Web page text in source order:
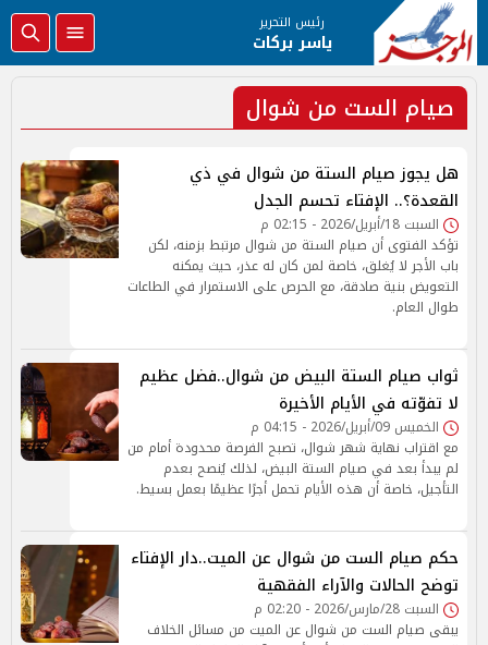
رئيس التحرير
ياسر بركات
صيام الست من شوال
هل يجوز صيام الستة من شوال في ذي
القعدة؟.. الإفتاء تحسم الجدل
السبت 18/أبريل/2026 - 02:15 م
تؤكد الفتوى أن صيام الستة من شوال مرتبط بزمنه، لكن
باب الأجر لا يُغلق، خاصة لمن كان له عذر، حيث يمكنه
التعويض بنية صادقة، مع الحرص على الاستمرار في الطاعات
طوال العام.
ثواب صيام الستة البيض من شوال..فضل عظيم
لا تفوّته في الأيام الأخيرة
الخميس 09/أبريل/2026 - 04:15 م
مع اقتراب نهاية شهر شوال، تصبح الفرصة محدودة أمام من
لم يبدأ بعد في صيام الستة البيض، لذلك يُنصح بعدم
التأجيل، خاصة أن هذه الأيام تحمل أجرًا عظيمًا بعمل بسيط.
حكم صيام الست من شوال عن الميت..دار الإفتاء
توضح الحالات والآراء الفقهية
السبت 28/مارس/2026 - 02:20 م
يبقى صيام الست من شوال عن الميت من مسائل الخلاف